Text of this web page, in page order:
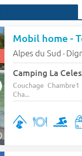
Mobil home -
Alpes du Sud -
Camping La
Couchage
Cha...